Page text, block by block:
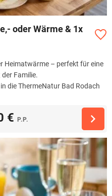
oder Wärme & 1x
Heimatwärme – perfekt für eine
Familie.
die ThermeNatur Bad Rodach
€ P.P.